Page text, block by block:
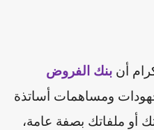
أن بنك الفروض
ومساهمات أساتذة
ملفاتك بصفة عامة،